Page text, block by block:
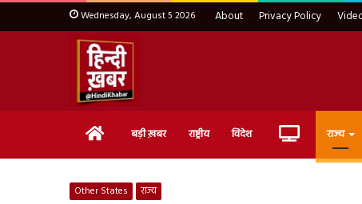
Wednesday, August 5 2026 About Privacy Policy
Home बड़ी ख़बर राष्ट्रीय विदेश Live राज्य
Other States राज्य